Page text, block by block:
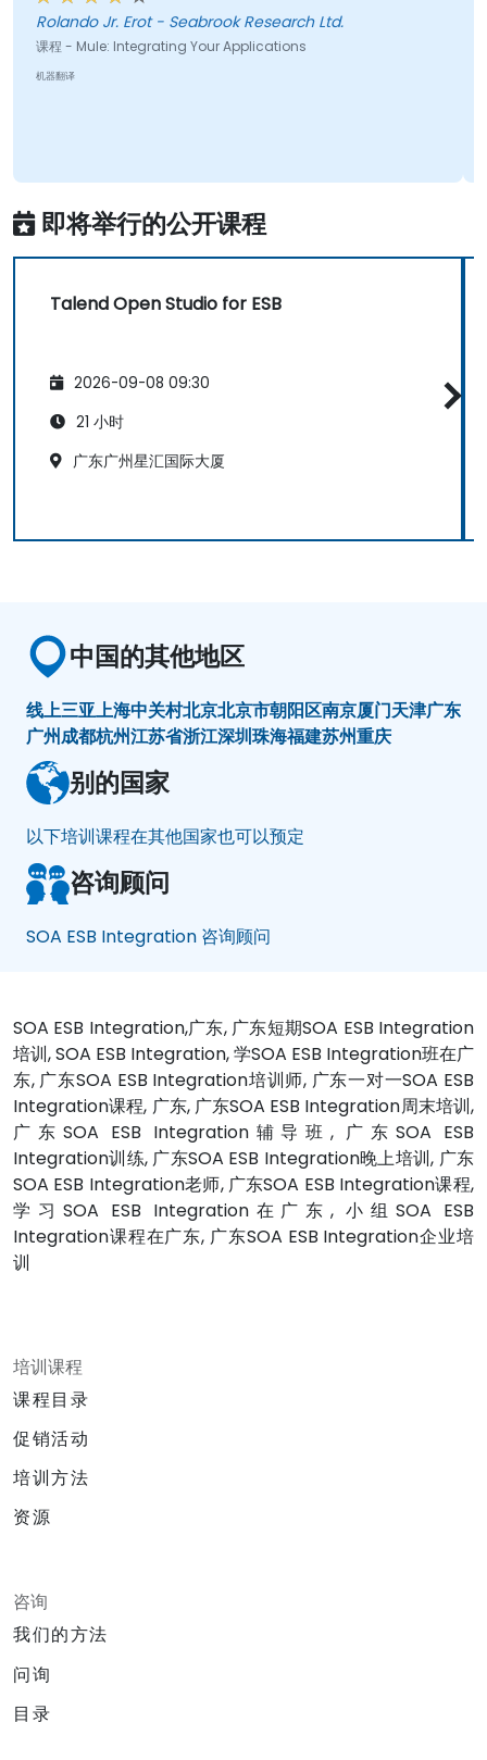
Rolando Jr. Erot - Seabrook Research Ltd.
课程 - Mule: Integrating Your Applications
机器翻译
即将举行的公开课程
Talend Open Studio for ESB
2026-09-08 09:30
21 小时
广东广州星汇国际大厦
中国的其他地区
线上三亚上海中关村北京北京市朝阳区南京厦门天津广东
广州成都杭州江苏省浙江深圳珠海福建苏州重庆
别的国家
以下培训课程在其他国家也可以预定
咨询顾问
SOA ESB Integration 咨询顾问
SOA ESB Integration,广东, 广东短期SOA ESB Integration
培训, SOA ESB Integration, 学SOA ESB Integration班在广
东, 广东SOA ESB Integration培训师, 广东一对一SOA ESB
Integration课程, 广东, 广东SOA ESB Integration周末培训,
广东SOA ESB Integration辅导班, 广东SOA ESB
Integration训练, 广东SOA ESB Integration晚上培训, 广东
SOA ESB Integration老师, 广东SOA ESB Integration课程,
学习SOA ESB Integration在广东, 小组SOA ESB
Integration课程在广东, 广东SOA ESB Integration企业培
训
培训课程
课程目录
促销活动
培训方法
资源
咨询
我们的方法
问询
目录